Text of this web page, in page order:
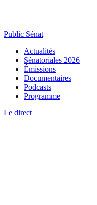
Public Sénat
Actualités
Sénatoriales 2026
Émissions
Documentaires
Podcasts
Programme
Le direct